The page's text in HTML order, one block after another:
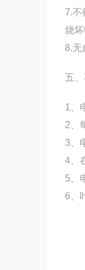
7.不
烧
8.无
五、
1、
2、
3、
4、
5、
6、